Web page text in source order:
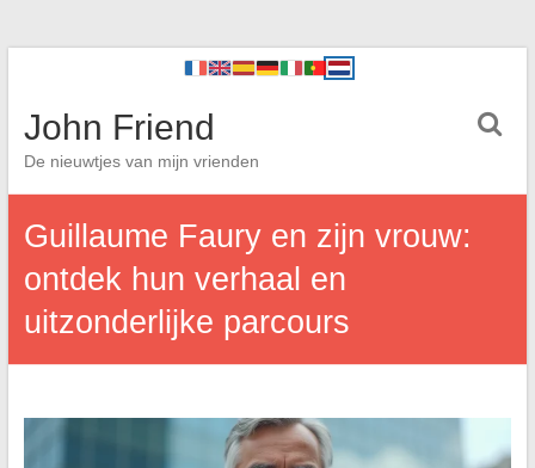
John Friend
De nieuwtjes van mijn vrienden
Guillaume Faury en zijn vrouw:
ontdek hun verhaal en
uitzonderlijke parcours